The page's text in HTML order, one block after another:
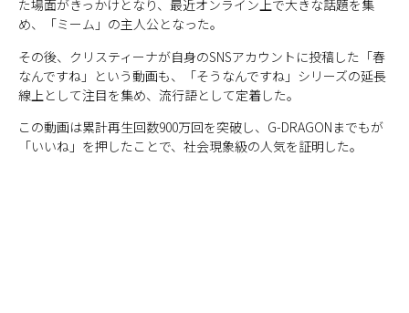
た場面がきっかけとなり、最近オンライン上で大きな話題を集
め、「ミーム」の主人公となった。
その後、クリスティーナが自身のSNSアカウントに投稿した「春
なんですね」という動画も、「そうなんですね」シリーズの延長
線上として注目を集め、流行語として定着した。
この動画は累計再生回数900万回を突破し、G-DRAGONまでもが
「いいね」を押したことで、社会現象級の人気を証明した。